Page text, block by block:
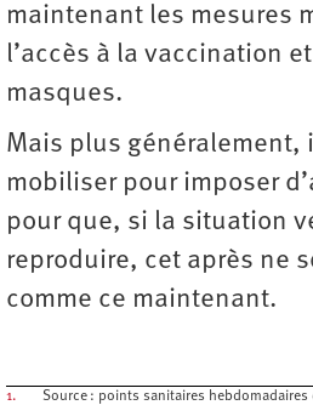
maintenant les mesures
l’accès à la vaccination
masques.
Mais plus généralement,
mobiliser pour imposer
pour que, si la situation
reproduire, cet après ne
comme ce maintenant.
1.
Source : points sanitaires